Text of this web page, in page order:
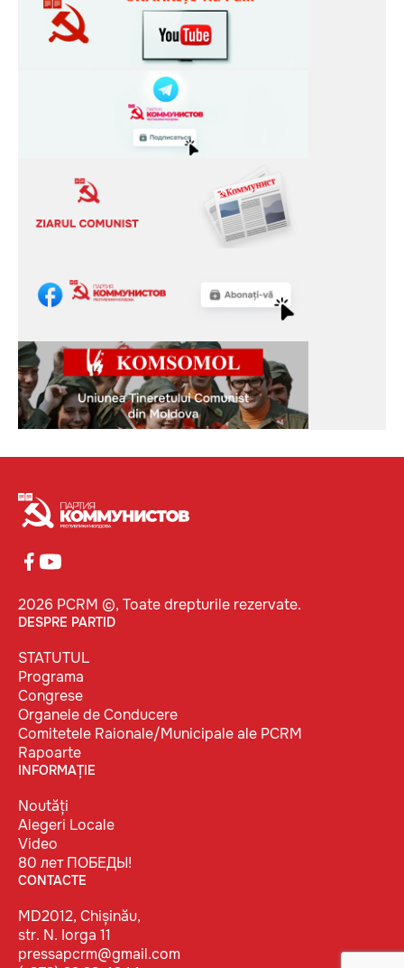
2026 PCRM ©, Toate drepturile rezervate.
DESPRE PARTID
STATUTUL
Programa
Congrese
Organele de Conducere
Comitetele Raionale/Municipale ale PCRM
Rapoarte
INFORMAȚIE
Noutăți
Alegeri Locale
Video
80 лет ПОБЕДЫ!
CONTACTE
MD2012, Chișinău,
str. N. Iorga 11
pressapcrm@gmail.com